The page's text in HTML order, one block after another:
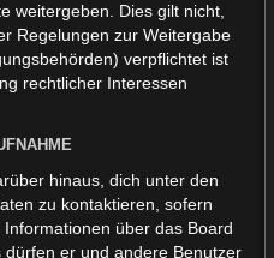
weitergeben. Dies gilt nicht,
Regelungen zur Weitergabe
verpflichtet ist
rechtlicher Interessen
hinaus, dich unter den
zu kontaktieren, sofern
über das Board
er und andere Benutzer